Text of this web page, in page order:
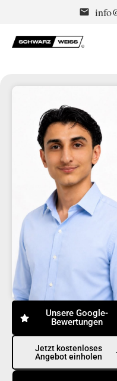
email
Unsere Google-
Bewertungen
Jetzt kostenloses
Angebot einholen